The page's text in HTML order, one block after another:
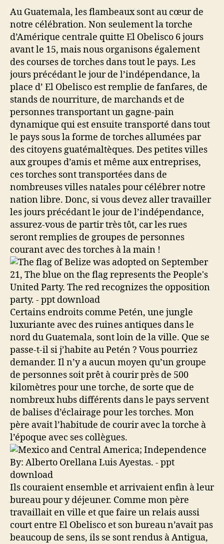
Au Guatemala, les flambeaux sont au cœur de
notre célébration. Non seulement la torche
d’Amérique centrale quitte El Obelisco 6 jours
avant le 15, mais nous organisons également
des courses de torches dans tout le pays. Les
jours précédant le jour de l’indépendance, la
place d’ El Obelisco est remplie de fanfares, de
stands de nourriture, de marchands et de
personnes transportant un gagne-pain
dynamique qui est ensuite transporté dans tout
le pays sous la forme de torches allumées par
des citoyens guatémaltèques. Des petites villes
aux groupes d’amis et même aux entreprises,
ces torches sont transportées dans de
nombreuses villes natales pour célébrer notre
nation libre. Donc, si vous devez aller travailler
les jours précédant le jour de l’indépendance,
assurez-vous de partir très tôt, car les rues
seront remplies de groupes de personnes
courant avec des torches à la main !
Certains endroits comme Petén, une jungle
luxuriante avec des ruines antiques dans le
nord du Guatemala, sont loin de la ville. Que se
passe-t-il si j’habite au Petén ? Vous pourriez
demander. Il n’y a aucun moyen qu’un groupe
de personnes soit prêt à courir près de 500
kilomètres pour une torche, de sorte que de
nombreux hubs différents dans le pays servent
de balises d’éclairage pour les torches. Mon
père avait l’habitude de courir avec la torche à
l’époque avec ses collègues.
Ils couraient ensemble et arrivaient enfin à leur
bureau pour y déjeuner. Comme mon père
travaillait en ville et que faire un relais aussi
court entre El Obelisco et son bureau n’avait pas
beaucoup de sens, ils se sont rendus à Antigua,